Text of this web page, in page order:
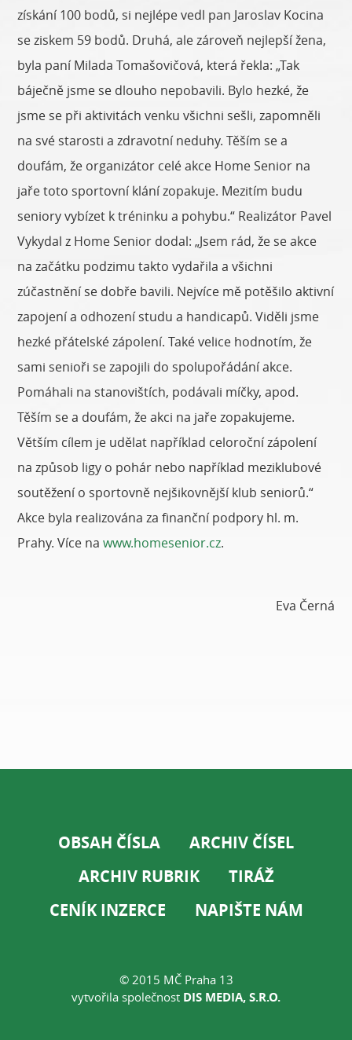
získání 100 bodů, si nejlépe vedl pan Jaroslav Kocina
se ziskem 59 bodů. Druhá, ale zároveň nejlepší žena,
byla paní Milada Tomašovičová, která řekla: „Tak
báječně jsme se dlouho nepobavili. Bylo hezké, že
jsme se při aktivitách venku všichni sešli, zapomněli
na své starosti a zdravotní neduhy. Těším se a
doufám, že organizátor celé akce Home Senior na
jaře toto sportovní klání zopakuje. Mezitím budu
seniory vybízet k tréninku a pohybu.“ Realizátor Pavel
Vykydal z Home Senior dodal: „Jsem rád, že se akce
na začátku podzimu takto vydařila a všichni
zúčastnění se dobře bavili. Nejvíce mě potěšilo aktivní
zapojení a odhození studu a handicapů. Viděli jsme
hezké přátelské zápolení. Také velice hodnotím, že
sami senioři se zapojili do spolupořádání akce.
Pomáhali na stanovištích, podávali míčky, apod.
Těším se a doufám, že akci na jaře zopakujeme.
Větším cílem je udělat například celoroční zápolení
na způsob ligy o pohár nebo například meziklubové
soutěžení o sportovně nejšikovnější klub seniorů.“
Akce byla realizována za finanční podpory hl. m.
Prahy. Více nawww.homesenior.cz.
Eva Černá
OBSAH ČÍSLA
ARCHIV ČÍSEL
ARCHIV RUBRIK
TIRÁŽ
CENÍK INZERCE
NAPIŠTE NÁM
© 2015 MČ Praha 13
vytvořila společnost DIS MEDIA, S.R.O.